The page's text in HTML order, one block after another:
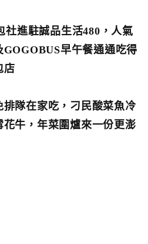
社進駐誠品生活480，人氣
早午餐通通吃得
店
隊在家吃，刁民酸菜魚冷
牛，年菜圍爐來一份更澎